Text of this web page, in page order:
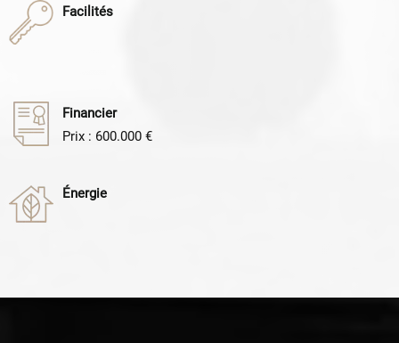
Facilités
Financier
Prix : 600.000 €
Énergie